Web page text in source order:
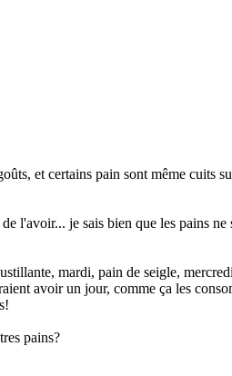
et certains pain sont même cuits
l'avoir... je sais bien que les pains ne
mardi, pain de seigle,
avoir un jour, comme ça les
pains?